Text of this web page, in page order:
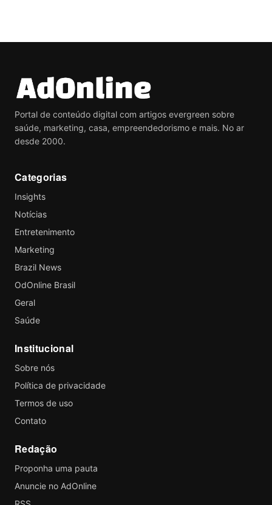
Portal de conteúdo digital com artigos evergreen sobre
saúde, marketing, casa, empreendedorismo e mais. No ar
desde 2000.
Categorias
Insights
Notícias
Entretenimento
Marketing
Brazil News
OdOnline Brasil
Geral
Saúde
Institucional
Sobre nós
Política de privacidade
Termos de uso
Contato
Redação
Proponha uma pauta
Anuncie no AdOnline